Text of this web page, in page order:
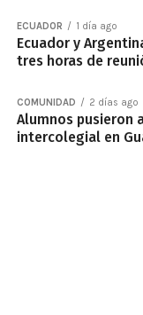
ECUADOR 1 día ago
Ecuador y
tres horas de
COMUNIDAD 2 días ago
Alumnos pusieron
intercolegial en